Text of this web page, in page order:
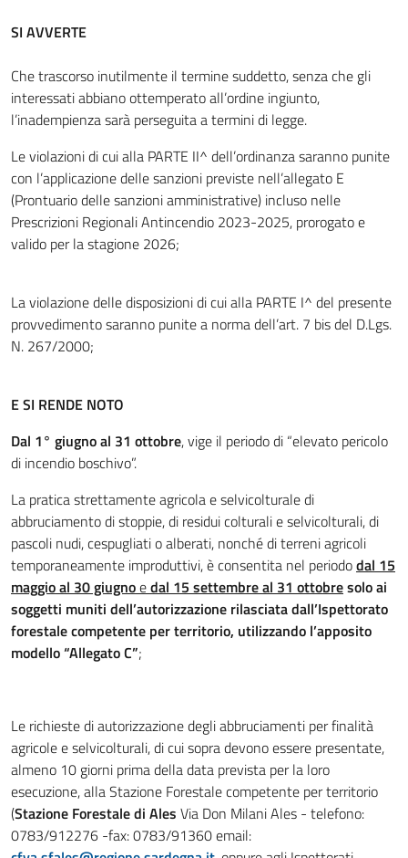
SI AVVERTE
Che trascorso inutilmente il termine suddetto, senza che gli
interessati abbiano ottemperato all’ordine ingiunto,
l’inadempienza sarà perseguita a termini di legge.
Le violazioni di cui alla PARTE II^ dell’ordinanza saranno punite
con l’applicazione delle sanzioni previste nell’allegato E
(Prontuario delle sanzioni amministrative) incluso nelle
Prescrizioni Regionali Antincendio 2023-2025, prorogato e
valido per la stagione 2026;
La violazione delle disposizioni di cui alla PARTE I^ del presente
provvedimento saranno punite a norma dell’art. 7 bis del D.Lgs.
N. 267/2000;
E SI RENDE NOTO
Dal 1° giugno al 31 ottobre, vige il periodo di “elevato pericolo
di incendio boschivo”.
La pratica strettamente agricola e selvicolturale di
abbruciamento di stoppie, di residui colturali e selvicolturali, di
pascoli nudi, cespugliati o alberati, nonché di terreni agricoli
temporaneamente improduttivi, è consentita nel periododal 15
maggio al 30 giugnoedal 15 settembre al 31 ottobresolo ai
soggetti muniti dell’autorizzazione rilasciata dall’Ispettorato
forestale competente per territorio, utilizzando l’apposito
modello “Allegato C”;
Le richieste di autorizzazione degli abbruciamenti per finalità
agricole e selvicolturali, di cui sopra devono essere presentate,
almeno 10 giorni prima della data prevista per la loro
esecuzione, alla Stazione Forestale competente per territorio
(Stazione Forestale di Ales Via Don Milani Ales - telefono:
0783/912276 -fax: 0783/91360 email: